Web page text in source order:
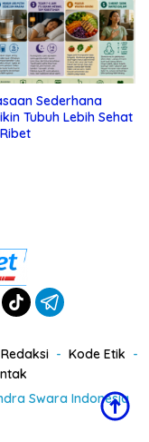
Sederhana
Tubuh Lebih Sehat
Redaksi
Kode Etik
Swara Indonesia